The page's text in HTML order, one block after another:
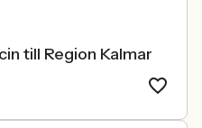
till Region Kalmar